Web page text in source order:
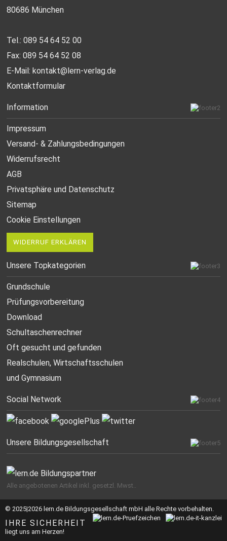
80686 München
Tel.: 089 54 64 52 00
Fax: 089 54 64 52 08
E-Mail:kontakt@lern-verlag.de
Kontaktformular
Information
Impressum
Versand- & Zahlungsbedingungen
Widerrufsrecht
AGB
Privatsphäre und Datenschutz
Sitemap
Cookie Einstellungen
WIDERRUF ERKLÄREN
Unsere Topkategorien
Grundschule
Prüfungsvorbereitung
Download
Schultaschenrechner
Oft gesucht und gefunden
Realschulen,Wirtschaftsschulen
und Gymnasium
Social Network
Unsere Bildungsgesellschaft
Alle angebotenen Artikel inkl. gesetzl. Mwst..
© 2025|2026 lern.de Bildungsgesellschaft mbH alle Rechte vorbehalten.
IHRE SICHERHEIT
liegt uns am Herzen!